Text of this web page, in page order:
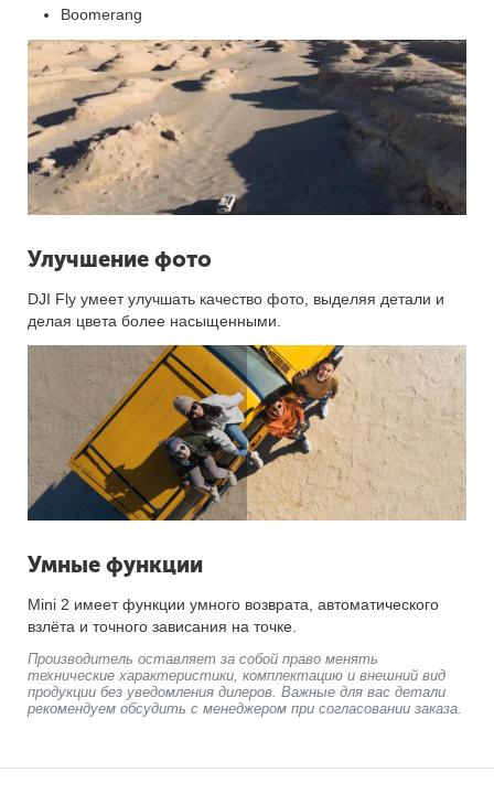
Boomerang
Улучшение фото
DJI Fly умеет улучшать качество фото, выделяя детали и
делая цвета более насыщенными.
Умные функции
Mini 2 имеет функции умного возврата, автоматического
взлёта и точного зависания на точке.
Производитель оставляет за собой право менять
технические характеристики, комплектацию и внешний вид
продукции без уведомления дилеров. Важные для вас детали
рекомендуем обсудить с менеджером при согласовании заказа.